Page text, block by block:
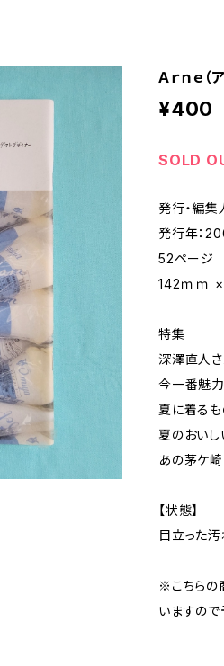
Ａｒｎｅ
¥400
SOLD
発行・編集
発行年：
52ページ
142ｍｍ
特集
深澤直人
今一番魅
夏に着るも
夏のおいし
あの茅ケ崎
【状態】
目立った汚
※こちらの
いますので